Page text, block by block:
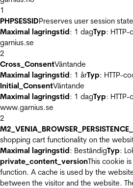
1
PHPSESSIDPreserves user session
Maximal lagringstid: 1 dagTyp:
garnius.se
2
Cross_ConsentVäntande
Maximal lagringstid: 1 årTyp: HTTP-
Initial_ConsentVäntande
Maximal lagringstid: 1 dagTyp:
www.garnius.se
2
shopping cart functionality on the
Maximal lagringstid: BeständigTyp:
private_content_versionThis cookie
function. A cache is used by the
between the visitor and the website.